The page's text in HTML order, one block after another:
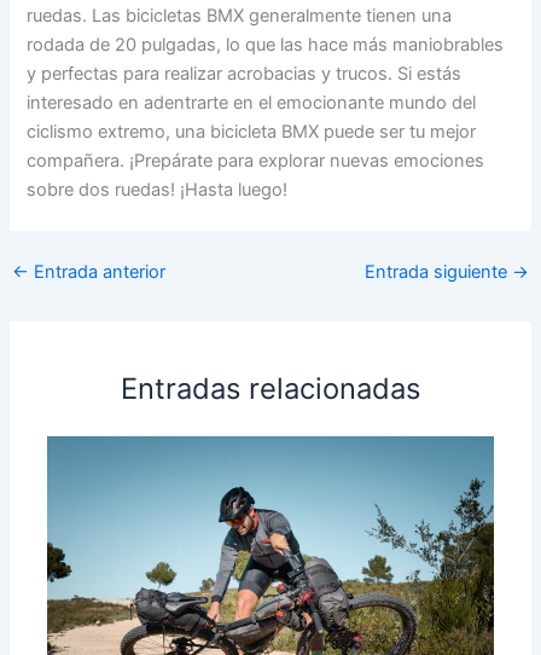
ruedas. Las bicicletas BMX generalmente tienen una
rodada de 20 pulgadas, lo que las hace más maniobrables
y perfectas para realizar acrobacias y trucos. Si estás
interesado en adentrarte en el emocionante mundo del
ciclismo extremo, una bicicleta BMX puede ser tu mejor
compañera. ¡Prepárate para explorar nuevas emociones
sobre dos ruedas! ¡Hasta luego!
← Entrada anterior Entrada siguiente →
Entradas relacionadas